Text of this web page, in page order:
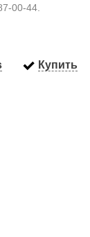
00-44.
Купить